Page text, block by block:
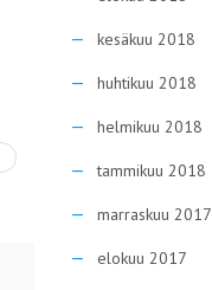
kesäkuu 2018
huhtikuu 2018
helmikuu 2018
tammikuu 2018
marraskuu 2017
elokuu 2017